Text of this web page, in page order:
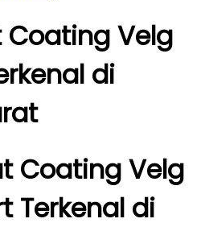
Velg
di
Coating Velg
Terkenal di